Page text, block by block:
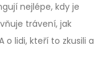
nejlépe, kdy je
trávení, jak
lidi, kteří to zkusili a